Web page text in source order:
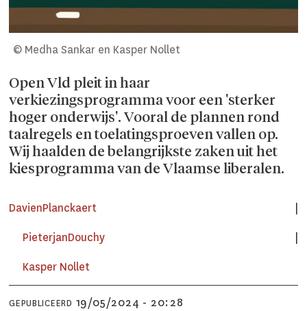
© Medha Sankar en Kasper Nollet
Open Vld pleit in haar
verkiezingsprogramma voor een 'sterker
hoger onderwijs'. Vooral de plannen rond
taalregels en toelatingsproeven vallen op.
Wij haalden de belangrijkste zaken uit het
kiesprogramma van de Vlaamse liberalen.
DavienPlanckaert
PieterjanDouchy
Kasper Nollet
GEPUBLICEERD 19/05/2024 - 20:28